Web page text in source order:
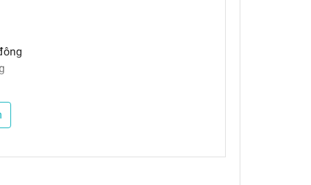
tất cả sản phẩm và các vấn đề do
nguyên vẹn, không bị tác động vật lý